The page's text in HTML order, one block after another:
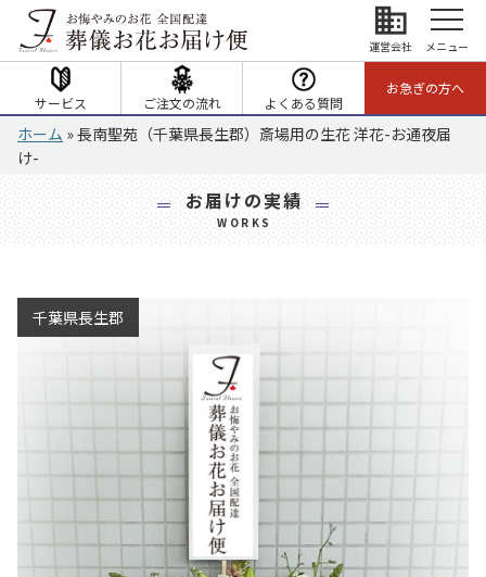
business
運営会社 メニュー
サービス ご注文の流れ よくある質問
お急ぎの方へ
ホーム »長南聖苑（千葉県長生郡）斎場用の生花 洋花-お通夜届
け-
お届けの実績
WORKS
千葉県長生郡